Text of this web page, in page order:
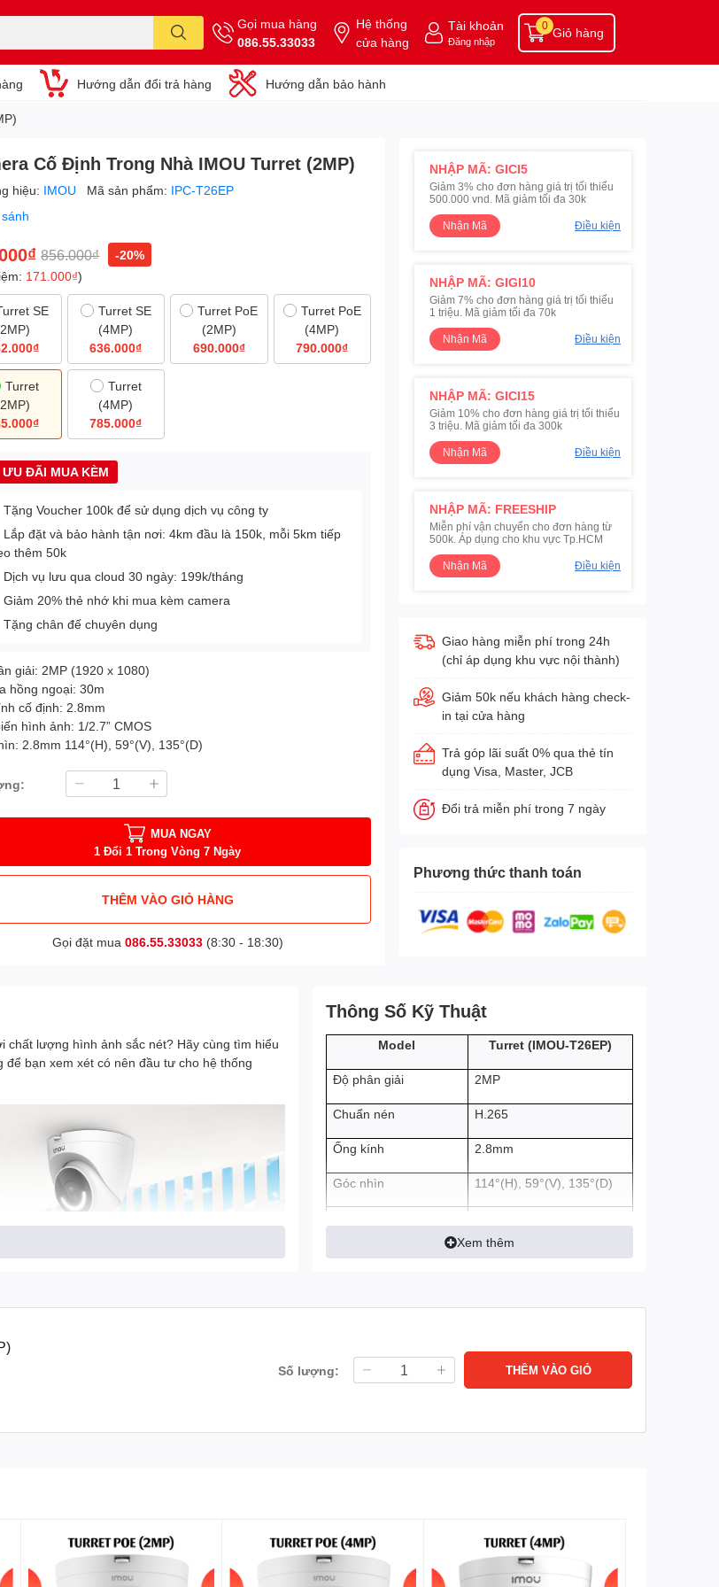
Gọi mua hàng
086.55.33033
Hệ thống
cửa hàng
Tài khoản
Đăng nhập
Giỏ hàng
0
Hướng dẫn đổi trả hàng Hướng dẫn bảo hành
Cố Định Trong Nhà IMOU Turret (2MP)
hiệu: IMOU Mã sản phẩm: IPC-T26EP
856.000₫
-20%
171.000₫)
SE
Turret SE
(4MP)
636.000₫
Turret PoE
(2MP)
690.000₫
Turret PoE
(4MP)
790.000₫
Turret
Turret
(4MP)
785.000₫
ƯU ĐÃI MUA KÈM
Tặng Voucher 100k để sử dụng dịch vụ công ty
Lắp đặt và bảo hành tận nơi: 4km đầu là 150k, mỗi 5km tiếp
thêm 50k
Dịch vụ lưu qua cloud 30 ngày: 199k/tháng
Giảm 20% thẻ nhớ khi mua kèm camera
Tặng chân đế chuyên dụng
giải: 2MP (1920 x 1080)
hồng ngoại: 30m
cố định: 2.8mm
hình ảnh: 1/2.7” CMOS
2.8mm 114°(H), 59°(V), 135°(D)
MUA NGAY
1 Đổi 1 Trong Vòng 7 Ngày
THÊM VÀO GIỎ HÀNG
Gọi đặt mua 086.55.33033(8:30 - 18:30)
NHẬP MÃ: GICI5
Giảm 3% cho đơn hàng giá trị tối thiểu
500.000 vnd. Mã giảm tối đa 30k
Nhận Mã
Điều kiện
NHẬP MÃ: GIGI10
Giảm 7% cho đơn hàng giá trị tối thiểu
1 triệu. Mã giảm tối đa 70k
Nhận Mã
Điều kiện
NHẬP MÃ: GICI15
Giảm 10% cho đơn hàng giá trị tối thiểu
3 triệu. Mã giảm tối đa 300k
Nhận Mã
Điều kiện
NHẬP MÃ: FREESHIP
Miễn phí vận chuyển cho đơn hàng từ
500k. Áp dụng cho khu vực Tp.HCM
Nhận Mã
Điều kiện
Giao hàng miễn phí trong 24h
(chỉ áp dụng khu vực nội thành)
Giảm 50k nếu khách hàng check-
in tại cửa hàng
Trả góp lãi suất 0% qua thẻ tín
dụng Visa, Master, JCB
Đổi trả miễn phí trong 7 ngày
Phương thức thanh toán
chất lượng hình ảnh sắc nét? Hãy cùng tìm hiểu
bạn xem xét có nên đầu tư cho hệ thống
hình ảnh sắc nét với chi tiết rõ ràng. Bạn có
Thông Số Kỹ Thuật
Model Turret (IMOU-T26EP)
Độ phân giải 2MP
Chuẩn nén H.265
Ống kính 2.8mm
Góc nhìn 114°(H), 59°(V), 135°(D)
với công nghệ hồng ngoại
Tích hợp
Loa, mic (Đàm thoại 2
chiều)
355°, quay quét dọc 5° –
Onvif Có
Xem thêm
Số lượng: THÊM VÀO GIỎ